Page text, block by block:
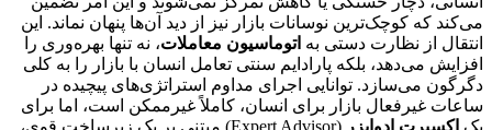
می‌کند که کوچک‌ترین نوسانات بازار نیز از دید آن‌ها پنهان نماند. این
انتقال از نظارت دستی به اتوماسیون معاملات، نه تنها بهره‌وری را
افزایش می‌دهد، بلکه پارادایم سنتی تعامل انسان با بازار را به کلی
دگرگون می‌سازد. توانایی اجرای مداوم استراتژی‌های پیچیده در
ساعات غیرفعال بازار برای انسان، کاملاً غیرممکن است، اما برای